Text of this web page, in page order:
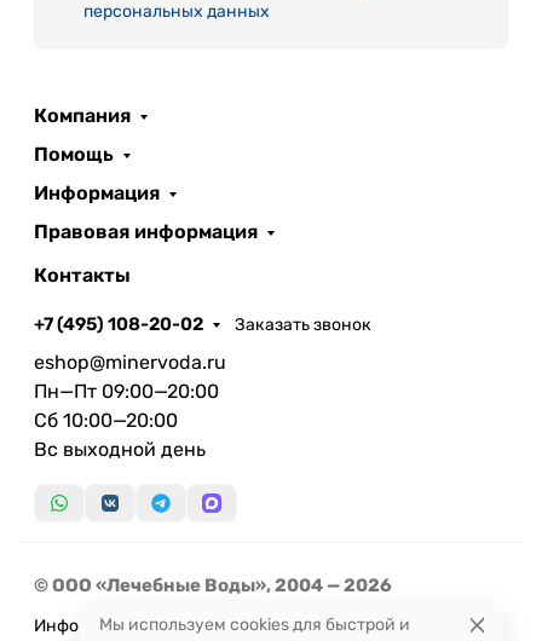
персональных данных
Компания
Помощь
Информация
Правовая информация
Контакты
+7 (495) 108-20-02 Заказать звонок
eshop@minervoda.ru
Пн—Пт 09:00—20:00
Сб 10:00—20:00
Вс выходной день
© ООО «Лечебные Воды», 2004 — 2026
Информация, представленная на сайте, не может быть
Мы используем cookies для быстрой и